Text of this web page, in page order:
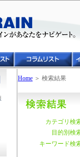
Home ＞ 検索結果
カテゴリ検
目的別検
キーワード検